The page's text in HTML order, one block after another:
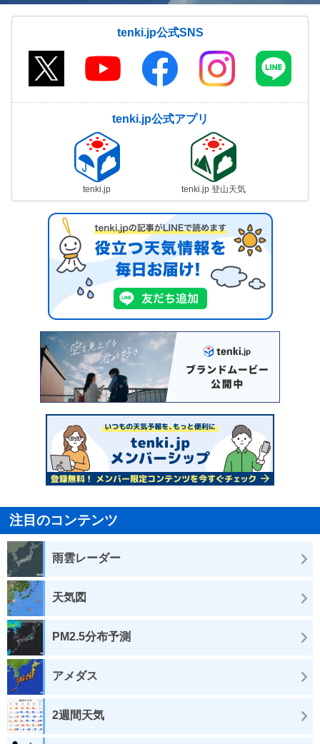
tenki.jp公式SNS
tenki.jp公式アプリ
tenki.jp tenki.jp 登山天気
注目のコンテンツ
雨雲レーダー
天気図
PM2.5分布予測
アメダス
2週間天気